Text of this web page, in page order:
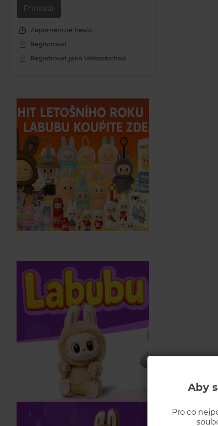
Aby
Pro co
Přihlásit
Zapomenuté heslo
Registrovat
Registrovat jako Velkoobchod